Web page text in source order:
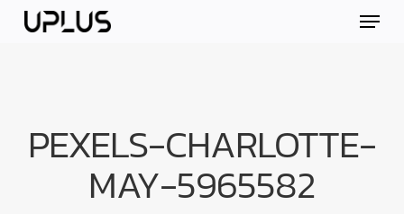
Skip Menu
PEXELS-CHARLOTTE-
MAY-5965582